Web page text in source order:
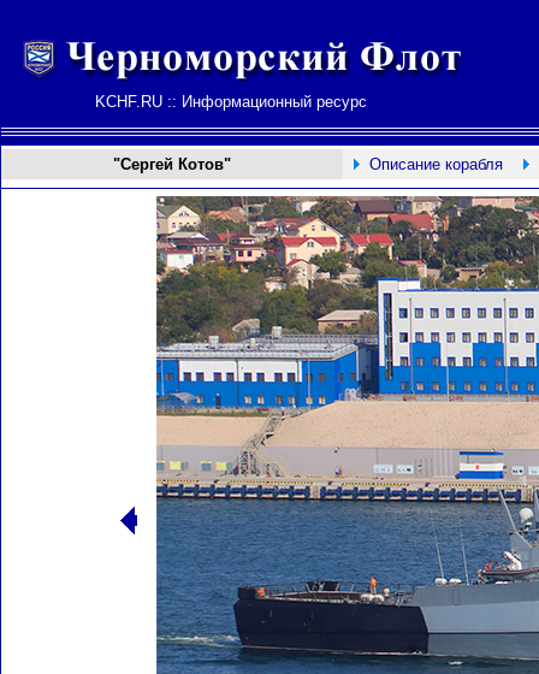
KCHF.RU :: Информационный ресурс
"Сергей Котов" Описание корабля